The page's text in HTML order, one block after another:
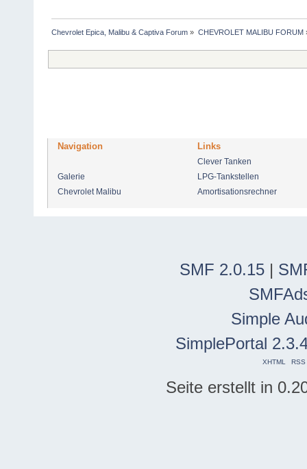
Chevrolet Epica, Malibu & Captiva Forum » CHEVROLET MALIBU FORUM
Navigation Links
Clever Tanken
Galerie
LPG-Tankstellen
Chevrolet Malibu
Amortisationsrechner
SMF 2.0.15 |
Simple
SimplePortal
XHTML RSS
Seite erstellt in